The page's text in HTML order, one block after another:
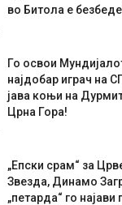
во Битола е
Го освои
најдобар играч на
јава коњи на
Црна Гора!
„Епски срам“ за
Звезда, Динамо
„петарда“ го најави